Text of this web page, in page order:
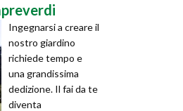
Ingegnarsi a creare il
nostro giardino
richiede tempo e
una grandissima
dedizione. Il fai da te
diventa